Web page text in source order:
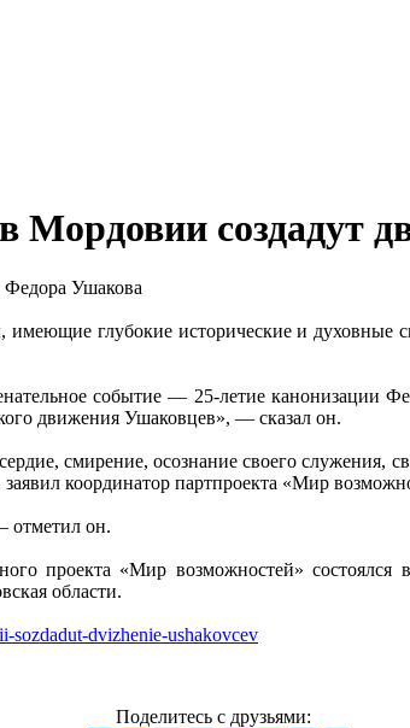
Мордовии создадут
Ушакова
глубокие исторические и духовные
событие — 25-летие
движения Ушаковцев», — сказал он.
смирение, осознание своего служения,
координатор партпроекта «Мир
отметил он.
проекта «Мир возможностей»
области.
sozdadut-dvizhenie-ushakovcev
Поделитесь с друзьями: